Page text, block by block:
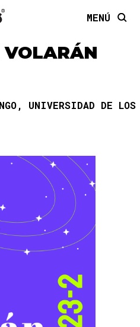
MENÚ
VOLARÁN
UNIVERSIDAD DE LOS